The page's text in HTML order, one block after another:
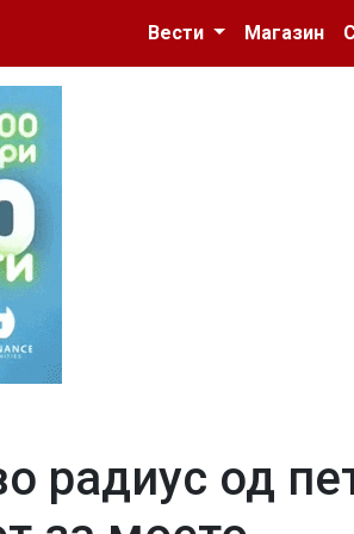
Вести
Магазин
радиус од